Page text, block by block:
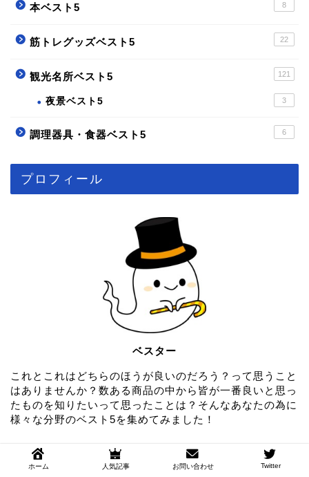
本ベスト5 8
筋トレグッズベスト5 22
観光名所ベスト5 121
夜景ベスト5 3
調理器具・食器ベスト5 6
プロフィール
ベスター
これとこれはどちらのほうが良いのだろう？って思うこと
はありませんか？数ある商品の中から皆が一番良いと思っ
たものを知りたいって思ったことは？そんなあなたの為に
様々な分野のベスト5を集めてみました！
プライバシーポリシー お問い合わせ
ホーム 人気記事 お問い合わせ Twitter